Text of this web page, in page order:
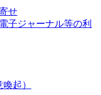
せ
子ジャーナル等の利
起）